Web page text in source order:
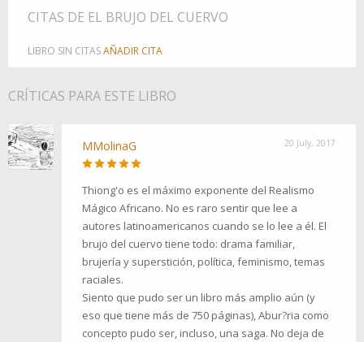
CITAS DE EL BRUJO DEL CUERVO
LIBRO SIN CITASAÑADIR CITA
CRÍTICAS PARA ESTE LIBRO
MMolinaG 20 July, 2017
Thiong'o es el máximo exponente del Realismo
Mágico Africano. No es raro sentir que lee a
autores latinoamericanos cuando se lo lee a él. El
brujo del cuervo tiene todo: drama familiar,
brujería y superstición, política, feminismo, temas
raciales.
Siento que pudo ser un libro más amplio aún (y
eso que tiene más de 750 páginas), Abur?ria como
concepto pudo ser, incluso, una saga. No deja de